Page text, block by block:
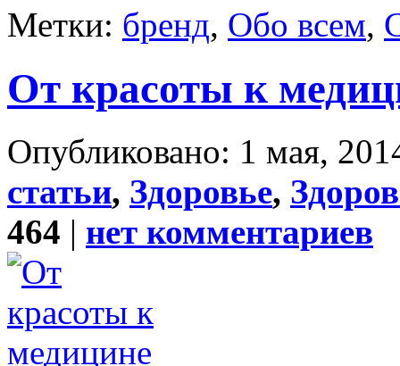
Метки: бренд, Обо всем,
От красоты к
Опубликовано: 1 мая,
статьи, Здоровье,
464 | нет комментариев